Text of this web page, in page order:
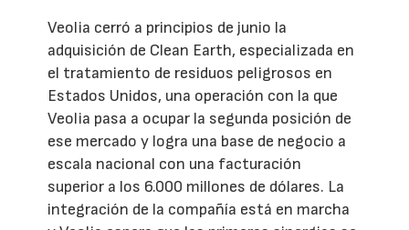
Veolia cerró a principios de junio la
adquisición de Clean Earth, especializada en
el tratamiento de residuos peligrosos en
Estados Unidos, una operación con la que
Veolia pasa a ocupar la segunda posición de
ese mercado y logra una base de negocio a
escala nacional con una facturación
superior a los 6.000 millones de dólares. La
integración de la compañía está en marcha